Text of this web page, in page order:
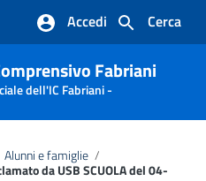
Cerca
Accedi
Fabriani
dell'IC Fabriani -
Alunni e famiglie /
da USB SCUOLA del 04-